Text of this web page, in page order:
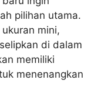
pilihan utama.
mini,
di dalam
memiliki
menenangkan